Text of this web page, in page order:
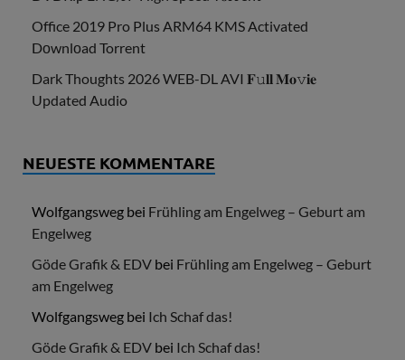
Office 2019 Pro Plus ARM64 KMS Activated
Dоwnlоad Torrent
Dark Thoughts 2026 WEB-DL AVI 𝐅𝚞𝐥𝐥 𝐌𝐨𝚟𝐢𝐞
Updated Audio
NEUESTE KOMMENTARE
Wolfgangsweg bei Frühling am Engelweg – Geburt am
Engelweg
Göde Grafik & EDV bei Frühling am Engelweg – Geburt
am Engelweg
Wolfgangsweg bei Ich Schaf das!
Göde Grafik & EDV bei Ich Schaf das!